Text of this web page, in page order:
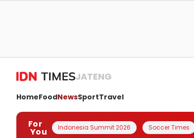
JATENG
HomeFoodNewsSportTravel
For
You Indonesia Summit 2026 Soccer Times